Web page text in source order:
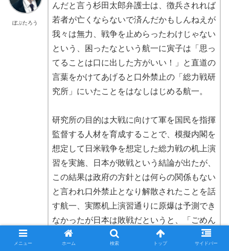
ぼぶたろう
んだと言う杉田太郎弁護士は、徴兵されれば
若者が亡くならないで済んだかもしんねえが
我々は無力、戦争を止めらったわけじゃない
という、困ったなという航一に寅子は「思っ
てることは口に出した方がいい！」と直道の
言葉をかけてあげると口外禁止の「総力戦研
究所」にいたことをはなしはじめる航一。
研究所の目的は大戦に向けて軍を国民を指揮
監督する人材を育成することで、模擬内閣を
想定して日米戦争を想定した総力戦の机上演
習を実施、日本が敗戦という結論が出たが、
この結果は政府の方針とは何らの関係もない
と言われ口外禁止となり解散されたことを話
す航一、実際机上演習通りに原爆は予測でき
なかったが日本は敗戦だというと、「ごめん
なさいは戦争を阻止できなかった責任？」と
メニュー ホーム 検索 トップ サイドバー